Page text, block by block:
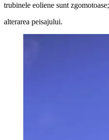
trubinele eoliene sunt zgomotoase;
alterarea peisajului.